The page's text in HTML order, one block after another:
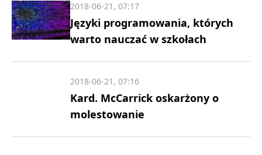
Języki programowania, których
warto nauczać w szkołach
2018-06-21, 07:17
Kard. McCarrick oskarżony o
molestowanie
2018-06-21, 07:16